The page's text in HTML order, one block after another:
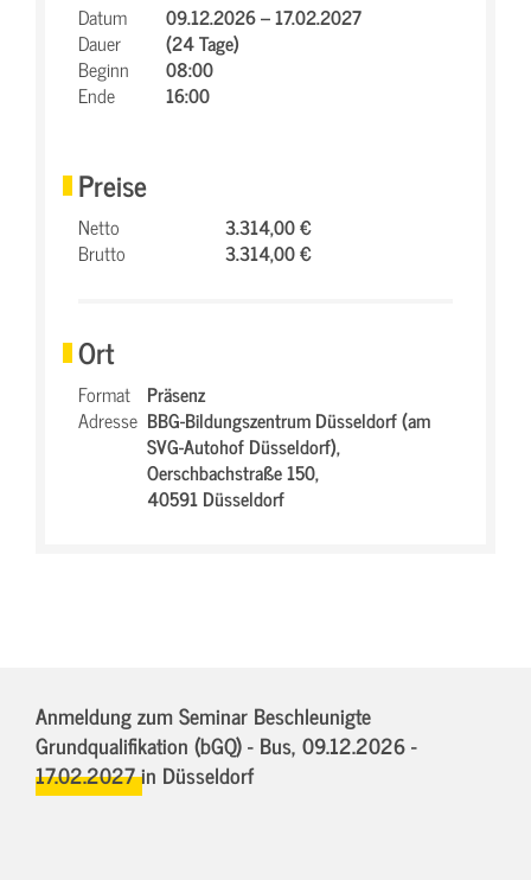
Datum
09.12.2026 – 17.02.2027
Dauer
(24 Tage)
Beginn
08:00
Ende
16:00
Preise
Netto
3.314,00 €
Brutto
3.314,00 €
Ort
Format Präsenz
Adresse BBG-Bildungszentrum Düsseldorf (am
SVG-Autohof Düsseldorf),
Oerschbachstraße 150,
40591 Düsseldorf
Anmeldung zum Seminar Beschleunigte
Grundqualifikation (bGQ) - Bus, 09.12.2026 -
17.02.2027in Düsseldorf